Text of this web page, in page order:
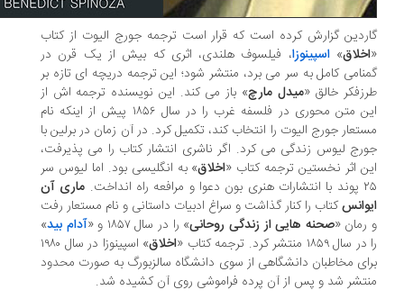
گزارش کرده است که قرار است ترجمه جورج الیوت از کتاب
»اسپینوزا، فیلسوف هلندی، اثری که بیش از یک قرن در
کامل به سر می برد، منتشر شود؛ این ترجمه دریچه ای تازه بر
خالق « میدل مارچ» باز می کند. این نویسنده ترجمه اش از
این متن محوری در فلسفه غرب را در سال ۱۸۵۶ پیش از اینکه نام
جورج الیوت را انتخاب کند، تکمیل کرد. در آن زمان در برلین با
لیوس زندگی می کرد. اگر ناشری انتشار کتاب را می پذیرفت،
اثر نخستین ترجمه کتاب « اخلاق » به انگلیسی بود. اما لیوس سر
ماری آن
کتاب را کنار گذاشت و سراغ ادبیات داستانی و نام مستعار رفت
« صحنه هایی از زندگی روحانی » را در سال ۱۸۵۷ و « آدام بید»
۱۸۵۹ منتشر کرد. ترجمه کتاب «
اخلاق
» اسپینوزا در سال ۱۹۸۰
مخاطبان دانشگاهی از سوی دانشگاه سالزبورگ به صورت محدود
شد و پس از آن پرده فراموشی روی آن کشیده شد.